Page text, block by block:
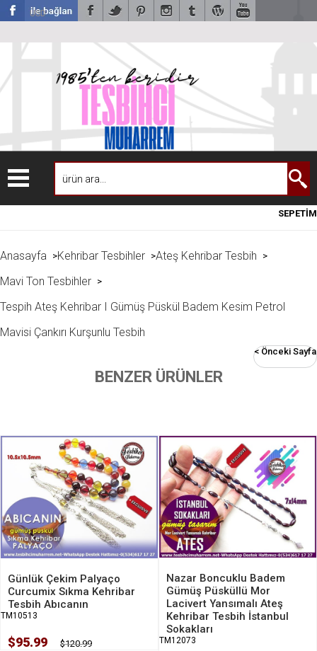
USD
SEPETİM
Anasayfa >Kehribar Tesbihler >Ateş Kehribar Tesbih >
Mavi Ton Tesbihler >
Tespih Ateş Kehribar I Gümüş Püskül Badem Kesim Petrol
Mavisi Çankırı Kurşunlu Tesbih
< Önceki Sayfa
BENZER ÜRÜNLER
Günlük Çekim Palyaço
Curcumix Sıkma Kehribar
Tesbih Abıcanın
TM10513
$95.99 $120.99
Nazar Boncuklu Badem
Gümüş Püsküllü Mor
Lacivert Yansımalı Ateş
Kehribar Tesbih İstanbul
Sokakları
TM12073